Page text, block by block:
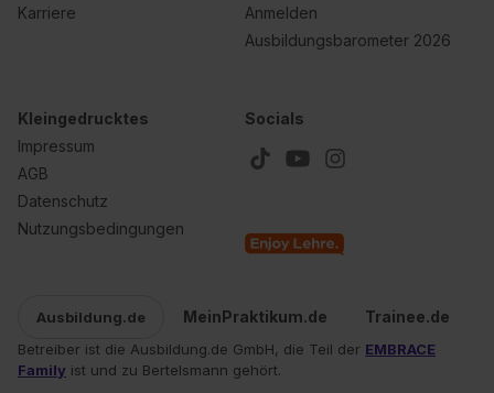
Karriere
Anmelden
Ausbildungsbarometer 2026
Kleingedrucktes
Impressum
AGB
Datenschutz
Nutzungsbedingungen
Socials
Ausbildung.de MeinPraktikum.de Trainee.de
Betreiber ist die Ausbildung.de GmbH, die Teil der EMBRACE
Family ist und zu Bertelsmann gehört.